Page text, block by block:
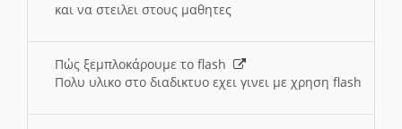
και να στειλει στους μαθητες
Πώς ξεμπλοκάρουμε το flash
Πολυ υλικο στο διαδικτυο εχει γινει με χρηση flash